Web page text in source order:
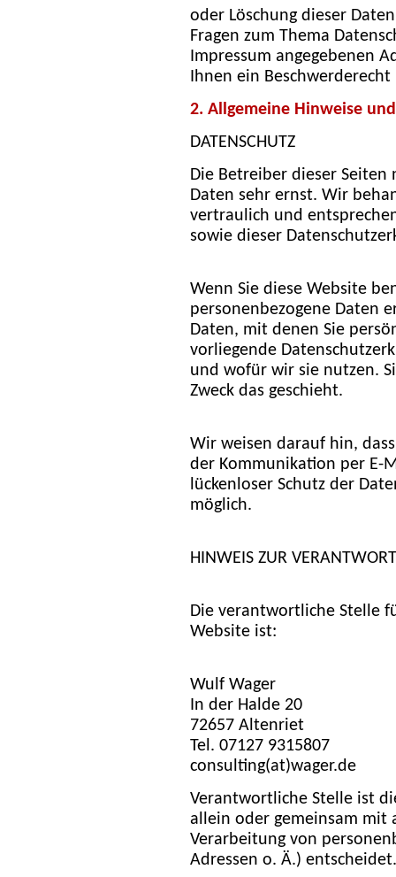
oder Löschung dieser
Fragen zum Thema
Impressum angegebenen
Ihnen ein
2. Allgemeine Hinweise
DATENSCHUTZ
Die Betreiber dieser
Daten sehr ernst. Wir
vertraulich und
sowie dieser
Wenn Sie diese Website
personenbezogene Daten
Daten, mit denen Sie
vorliegende
und wofür wir sie nutzen.
Zweck das geschieht.
Wir weisen darauf hin,
der Kommunikation per E-
lückenloser Schutz der
möglich.
HINWEIS ZUR
Die verantwortliche Stelle
Website ist:
Wulf Wager
In der Halde 20
72657 Altenriet
Tel. 07127 9315807
consulting(at)wager.de
Verantwortliche Stelle ist
allein oder gemeinsam mit
Verarbeitung von
Adressen o. Ä.) entscheidet.